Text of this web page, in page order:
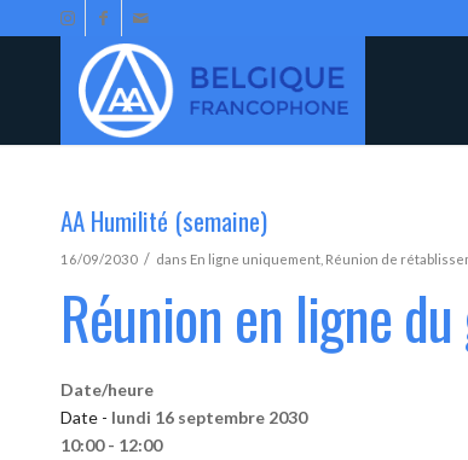
AA Humilité (semaine)
16/09/2030 / dans En ligne uniquement Réunion de
Réunion en ligne
Date/heure
Date - lundi 16 septembre 2030
10:00 - 12:00